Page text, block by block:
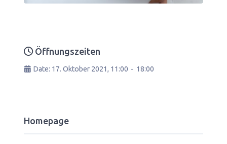
Öffnungszeiten
Date: 17. Oktober 2021, 11:00 - 18:00
Homepage